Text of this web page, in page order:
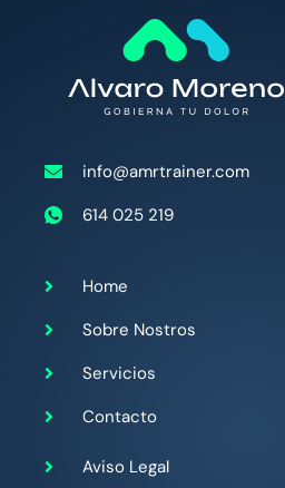
info@amrtrainer.com
614 025 219
Home
Sobre Nostros
Servicios
Contacto
Aviso Legal